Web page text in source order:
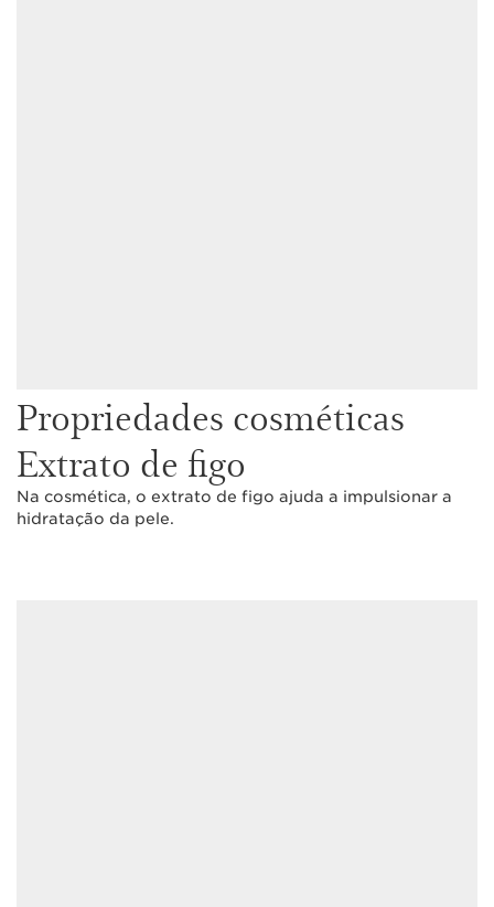
Propriedades cosméticas
Extrato de figo
Na cosmética, o extrato de figo ajuda a impulsionar a
hidratação da pele.